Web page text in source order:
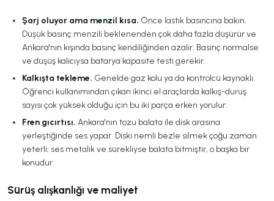
Şarj oluyor ama menzil kısa. Önce lastik basıncına bakın.
Düşük basınç menzili beklenenden çok daha fazla düşürür ve
Ankara'nın kışında basınç kendiliğinden azalır. Basınç normalse
ve düşüş kalıcıysa batarya kapasite testi gerekir.
Kalkışta tekleme. Genelde gaz kolu ya da kontrolcü kaynaklı.
Öğrenci kullanımından çıkan ikinci el araçlarda kalkış-duruş
sayısı çok yüksek olduğu için bu iki parça erken yorulur.
Fren gıcırtısı. Ankara'nın tozu balata ile disk arasına
yerleştiğinde ses yapar. Diski nemli bezle silmek çoğu zaman
yeterli; ses metalik ve sürekliyse balata bitmiştir, o başka bir
konudur.
Sürüş alışkanlığı ve maliyet